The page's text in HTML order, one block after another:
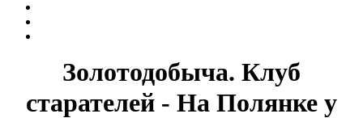
Золотодобыча. Клуб
старателей - На Полянке у